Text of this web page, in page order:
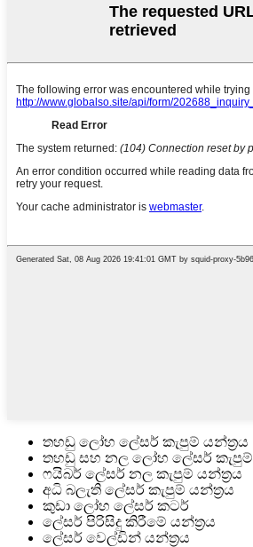
තහඩු ලෝහ ලේසර් කැපුම් යන්ත්‍රය
තහඩු සහ නල ලෝහ ලේසර් කැපුම්
ෆයිබර් ලේසර් නල කැපුම් යන්ත්‍රය
අධි බලැති ලේසර් කැපුම් යන්ත්‍රය
කුඩා ලෝහ ලේසර් කටර්
ලේසර් පිරිසිදු කිරීමේ යන්ත්‍රය
ලේසර් වෙල්ඩින් යන්ත්‍රය